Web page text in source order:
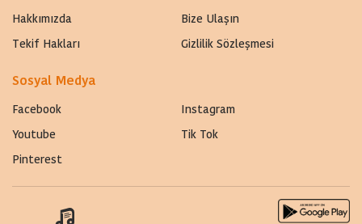
Hakkımızda
Bize Ulaşın
Tekif Hakları
Gizlilik Sözleşmesi
Sosyal Medya
Facebook
Instagram
Youtube
Tik Tok
Pinterest